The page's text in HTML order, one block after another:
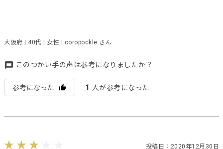
大阪府 | 40代 | 女性 | coropockle さん
このつかい手の声は参考になりましたか？
参考になった 1 人が参考になった
投稿日：2020年12月30日